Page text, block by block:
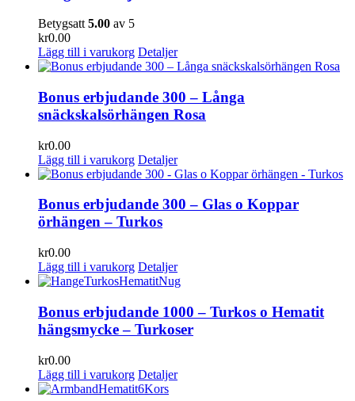
Betygsatt 5.00 av 5
kr0.00
Lägg till i varukorg Detaljer
Bonus erbjudande 300 – Långa
snäckskalsörhängen Rosa
kr0.00
Lägg till i varukorg Detaljer
Bonus erbjudande 300 – Glas o Koppar
örhängen – Turkos
kr0.00
Lägg till i varukorg Detaljer
Bonus erbjudande 1000 – Turkos o Hematit
hängsmycke – Turkoser
kr0.00
Lägg till i varukorg Detaljer